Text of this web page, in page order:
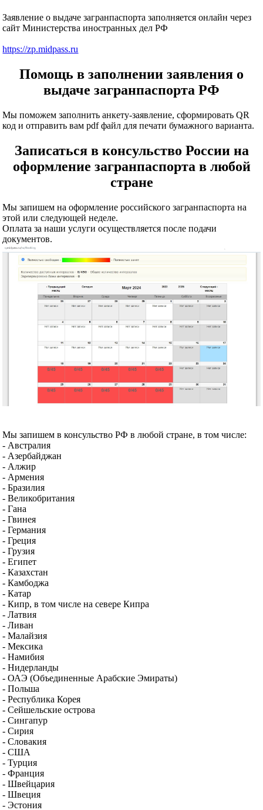
Заявление о выдаче загранпаспорта заполняется онлайн через
сайт Министерства иностранных дел РФ
https://zp.midpass.ru
Помощь в заполнении заявления о
выдаче загранпаспорта РФ
Мы поможем заполнить анкету-заявление, сформировать QR
код и отправить вам pdf файл для печати бумажного варианта.
Записаться в консульство России на
оформление загранпаспорта в любой
стране
Мы запишем на оформление российского загранпаспорта на
этой или следующей неделе.
Оплата за наши услуги осуществляется после подачи
документов.
Мы запишем в консульство РФ в любой стране, в том числе:
- Австралия
- Азербайджан
- Алжир
- Армения
- Бразилия
- Великобритания
- Гана
- Гвинея
- Германия
- Греция
- Грузия
- Египет
- Казахстан
- Камбоджа
- Катар
- Кипр, в том числе на севере Кипра
- Латвия
- Ливан
- Малайзия
- Мексика
- Намибия
- Нидерланды
- ОАЭ (Объединенные Арабские Эмираты)
- Польша
- Республика Корея
- Сейшельские острова
- Сингапур
- Сирия
- Словакия
- США
- Турция
- Франция
- Швейцария
- Швеция
- Эстония